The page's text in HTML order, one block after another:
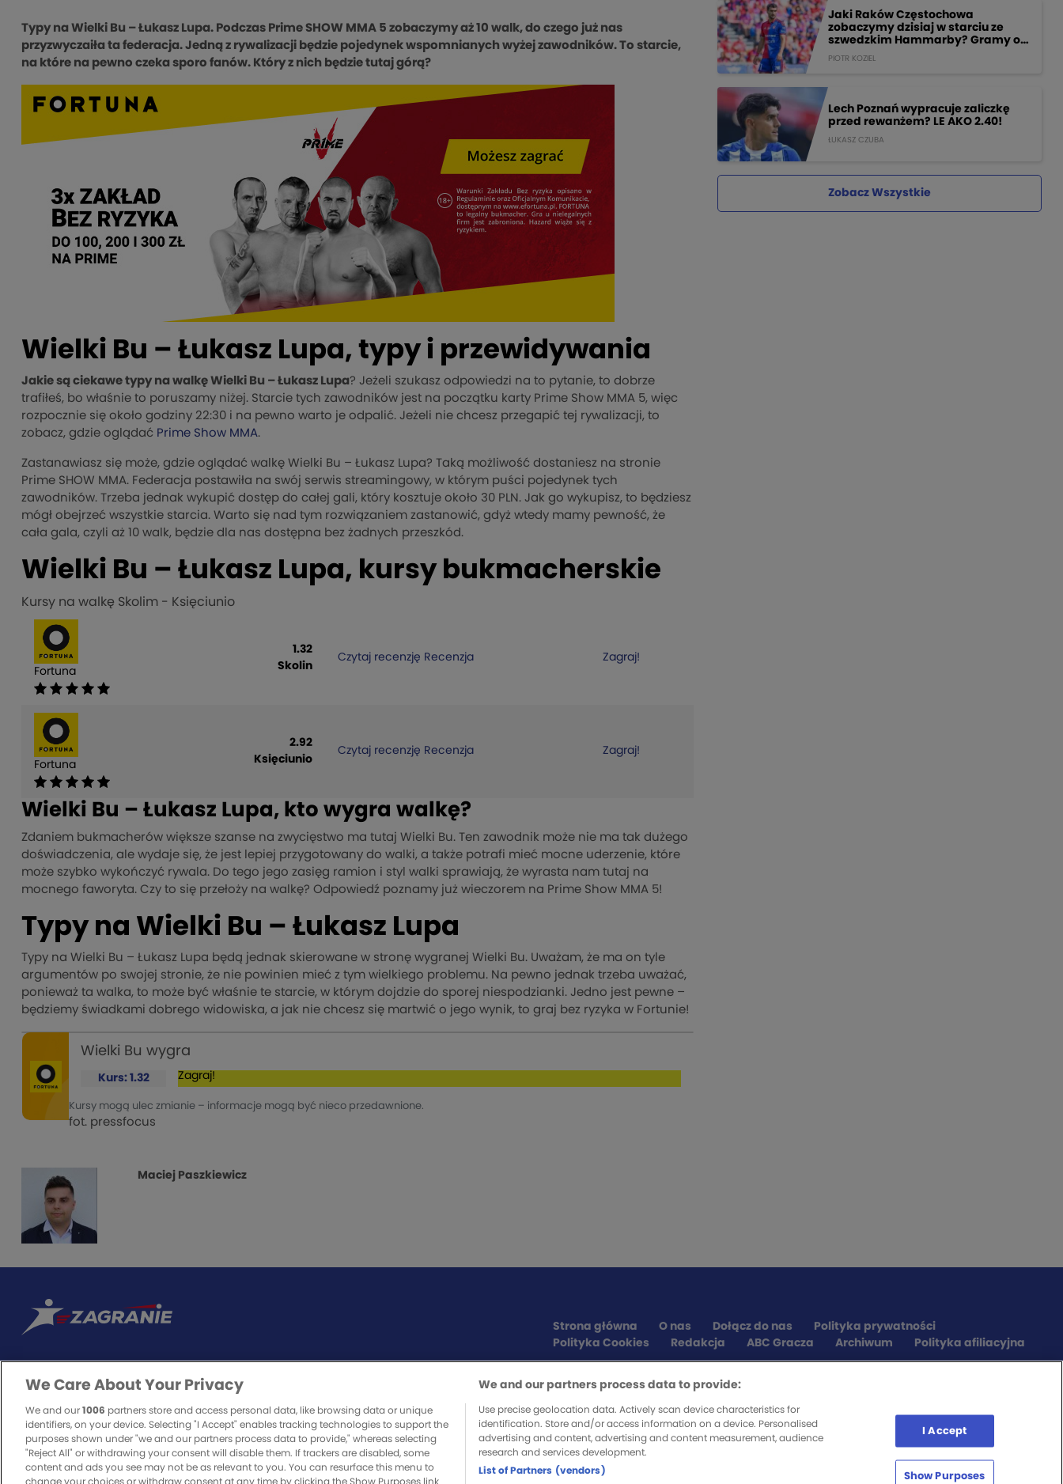
Typy na Wielki Bu – Łukasz Lupa. Podczas Prime SHOW MMA 5 zobaczymy aż 10 walk, do czego już nas
przyzwyczaiła ta federacja. Jedną z rywalizacji będzie pojedynek wspomnianych wyżej zawodników. To starcie,
na które na pewno czeka sporo fanów. Który z nich będzie tutaj górą?
Wielki Bu – Łukasz Lupa, typy i przewidywania
Jakie są ciekawe typy na walkę Wielki Bu – Łukasz Lupa? Jeżeli szukasz odpowiedzi na to pytanie, to dobrze
trafiłeś, bo właśnie to poruszamy niżej. Starcie tych zawodników jest na początku karty Prime Show MMA 5, więc
rozpocznie się około godziny 22:30 i na pewno warto je odpalić. Jeżeli nie chcesz przegapić tej rywalizacji, to
zobacz, gdzie oglądać Prime Show MMA.
Zastanawiasz się może, gdzie oglądać walkę Wielki Bu – Łukasz Lupa? Taką możliwość dostaniesz na stronie
Prime SHOW MMA. Federacja postawiła na swój serwis streamingowy, w którym puści pojedynek tych
zawodników. Trzeba jednak wykupić dostęp do całej gali, który kosztuje około 30 PLN. Jak go wykupisz, to będziesz
mógł obejrzeć wszystkie starcia. Warto się nad tym rozwiązaniem zastanowić, gdyż wtedy mamy pewność, że
cała gala, czyli aż 10 walk, będzie dla nas dostępna bez żadnych przeszkód.
Wielki Bu – Łukasz Lupa, kursy bukmacherskie
Kursy na walkę Skolim - Księciunio
Fortuna
1.32
Skolin
Czytaj recenzję Recenzja Zagraj!
Fortuna
2.92
Księciunio
Czytaj recenzję Recenzja Zagraj!
Wielki Bu – Łukasz Lupa, kto wygra walkę?
Zdaniem bukmacherów większe szanse na zwycięstwo ma tutaj Wielki Bu. Ten zawodnik może nie ma tak dużego
doświadczenia, ale wydaje się, że jest lepiej przygotowany do walki, a także potrafi mieć mocne uderzenie, które
może szybko wykończyć rywala. Do tego jego zasięg ramion i styl walki sprawiają, że wyrasta nam tutaj na
mocnego faworyta. Czy to się przełoży na walkę? Odpowiedź poznamy już wieczorem na Prime Show MMA 5!
Typy na Wielki Bu – Łukasz Lupa
Typy na Wielki Bu – Łukasz Lupa będą jednak skierowane w stronę wygranej Wielki Bu. Uważam, że ma on tyle
argumentów po swojej stronie, że nie powinien mieć z tym wielkiego problemu. Na pewno jednak trzeba uważać,
ponieważ ta walka, to może być właśnie te starcie, w którym dojdzie do sporej niespodzianki. Jedno jest pewne –
będziemy świadkami dobrego widowiska, a jak nie chcesz się martwić o jego wynik, to graj bez ryzyka w Fortunie!
Wielki Bu wygra
Kurs: 1.32 Zagraj!
Kursy mogą ulec zmianie – informacje mogą być nieco przedawnione.
fot. pressfocus
Freebety na start aż do 300 zł + 25 zł bez depozytu
×
Maciej Paszkiewicz
Jaki Raków Częstochowa
zobaczymy dzisiaj w starciu ze
szwedzkim Hammarby? Gramy o
PIOTR KOZIEL
Lech Poznań wypracuje zaliczkę
przed rewanżem? LE AKO 2.40!
ŁUKASZ CZUBA
Zobacz Wszystkie
Strona główna O nas Dołącz do nas
Polityka prywatności
Polityka Cookies
Redakcja ABC Gracza Archiwum Polityka afiliacyjna
ODPOWIEDZIALNA GRA
Zakłady bukmacherskie to legalna rozrywka. O to, czy będzie bezpieczna, musisz zadbać sam, obstawiając
odpowiedzialnie i z pełną świadomością zagrożenia, jakie może nieść ze sobą.
SPONSORZY SERWISU
We Care About Your Privacy
We and our 1006 partners store and access personal data, like browsing data or unique
identifiers, on your device. Selecting "I Accept" enables tracking technologies to support the
purposes shown under "we and our partners process data to provide," whereas selecting
"Reject All" or withdrawing your consent will disable them. If trackers are disabled, some
content and ads you see may not be as relevant to you. You can resurface this menu to
change your choices or withdraw consent at any time by clicking the Show Purposes link
We and our partners process data to provide:
Use precise geolocation data. Actively scan device characteristics for
identification. Store and/or access information on a device. Personalised
advertising and content, advertising and content measurement, audience
research and services development.
List of Partners (vendors)
I Accept
Show Purposes